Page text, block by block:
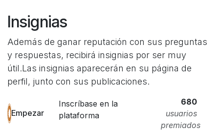
Insignias
Además de ganar reputación con sus preguntas
y respuestas, recibirá insignias por ser muy
útil.Las insignias aparecerán en su página de
perfil, junto con sus publicaciones.
Empezar
Inscríbase en la
plataforma
680
usuarios
premiados